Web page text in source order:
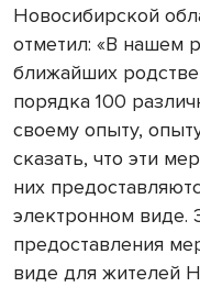
Новосибирской
отметил: «В нашем
ближайших
порядка 100
своему опыту,
сказать, что эти
них
электронном виде.
предоставления
виде для жителей